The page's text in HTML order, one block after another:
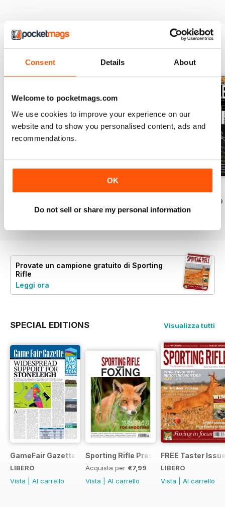
Consent Details About
Welcome to pocketmags.com
We use cookies to improve your experience on our
website and to show you personalised content, ads and
recommendations.
OK
Do not sell or share my personal information
EDIZIONI INDIETRO Visualizza tutti
Al carrello
Vista|Al carrello
€5,99
Vista|Al carrello
Provate un campione gratuito di Sporting
Rifle
Leggi ora
SPECIAL EDITIONS Visualizza tutti
GameFair Gazette - December 2015
LIBERO
Vista
Al carrello
Sporting Rifle Presents Foxing
Acquista per €7,99
Vista
Al carrello
FREE Taster
LIBERO
Vista
Al carrello